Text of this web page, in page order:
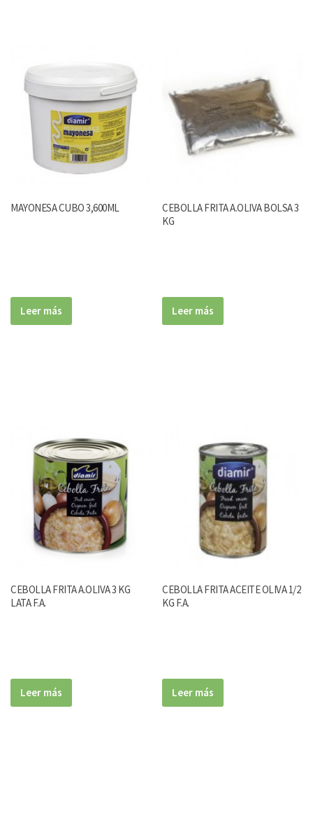
MAYONESA CUBO 3,600ML
Leer más
CEBOLLA FRITA A.OLIVA BOLSA 3
KG
Leer más
CEBOLLA FRITA A.OLIVA 3 KG
LATA F.A.
Leer más
CEBOLLA FRITA ACEITE OLIVA 1/2
KG F.A.
Leer más